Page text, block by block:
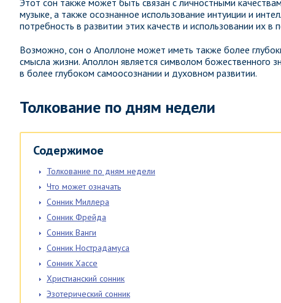
Этот сон также может быть связан с личностными
музыке, а также осознанное использование интуиции и
потребность в развитии этих качеств и использовании их в
Возможно, сон о Аполлоне может иметь также более
смысла жизни. Аполлон является символом божественного
в более глубоком самоосознании и духовном развитии.
Толкование по дням недели
Содержимое
Толкование по дням недели
Что может означать
Сонник Миллера
Сонник Фрейда
Сонник Ванги
Сонник Нострадамуса
Сонник Хассе
Христианский сонник
Эзотерический сонник